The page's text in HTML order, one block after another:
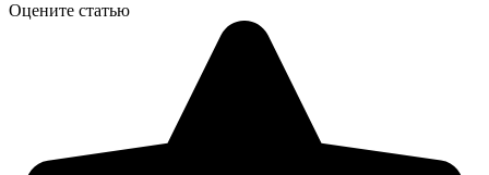
Оцените статью